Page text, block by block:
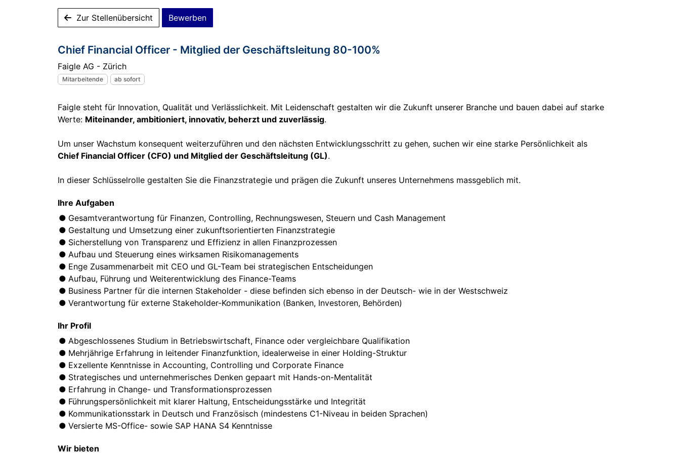
Zur Stellenübersicht Bewerben
Chief Financial Officer - Mitglied der Geschäftsleitung 80-100%
Faigle AG - Zürich
Mitarbeitende ab sofort
Faigle steht für Innovation, Qualität und Verlässlichkeit. Mit Leidenschaft gestalten wir die Zukunft unserer Branche und bauen dabei auf starke
Werte: Miteinander, ambitioniert, innovativ, beherzt und zuverlässig.
Um unser Wachstum konsequent weiterzuführen und den nächsten Entwicklungsschritt zu gehen, suchen wir eine starke Persönlichkeit als
Chief Financial Officer (CFO) und Mitglied der Geschäftsleitung (GL).
In dieser Schlüsselrolle gestalten Sie die Finanzstrategie und prägen die Zukunft unseres Unternehmens massgeblich mit.
Ihre Aufgaben
Gesamtverantwortung für Finanzen, Controlling, Rechnungswesen, Steuern und Cash Management
Gestaltung und Umsetzung einer zukunftsorientierten Finanzstrategie
Sicherstellung von Transparenz und Effizienz in allen Finanzprozessen
Aufbau und Steuerung eines wirksamen Risikomanagements
Enge Zusammenarbeit mit CEO und GL-Team bei strategischen Entscheidungen
Aufbau, Führung und Weiterentwicklung des Finance-Teams
Business Partner für die internen Stakeholder - diese befinden sich ebenso in der Deutsch- wie in der Westschweiz
Verantwortung für externe Stakeholder-Kommunikation (Banken, Investoren, Behörden)
Ihr Profil
Abgeschlossenes Studium in Betriebswirtschaft, Finance oder vergleichbare Qualifikation
Mehrjährige Erfahrung in leitender Finanzfunktion, idealerweise in einer Holding-Struktur
Exzellente Kenntnisse in Accounting, Controlling und Corporate Finance
Strategisches und unternehmerisches Denken gepaart mit Hands-on-Mentalität
Erfahrung in Change- und Transformationsprozessen
Führungspersönlichkeit mit klarer Haltung, Entscheidungsstärke und Integrität
Kommunikationsstark in Deutsch und Französisch (mindestens C1-Niveau in beiden Sprachen)
Versierte MS-Office- sowie SAP HANA S4 Kenntnisse
Wir bieten